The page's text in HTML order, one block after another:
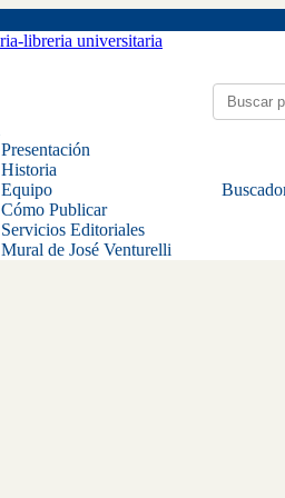
Presentación
Historia
Equipo
Cómo Publicar
Servicios Editoriales
Mural de José Venturelli